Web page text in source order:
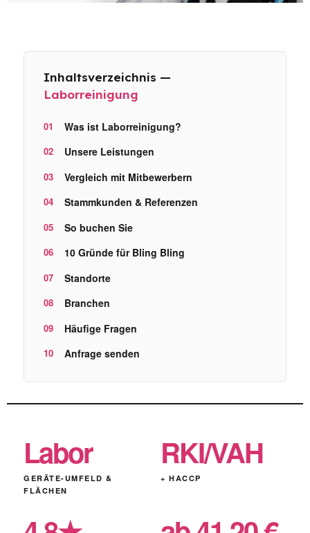
Inhaltsverzeichnis —
Laborreinigung
Was ist Laborreinigung?
Unsere Leistungen
Vergleich mit Mitbewerbern
Stammkunden & Referenzen
So buchen Sie
10 Gründe für Bling Bling
Standorte
Branchen
Häufige Fragen
Anfrage senden
Labor
GERÄTE-UMFELD &
FLÄCHEN
RKI/VAH
+ HACCP